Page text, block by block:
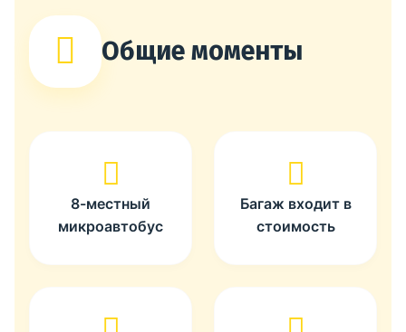
Общие моменты
8-местный
микроавтобус
Багаж входит в
стоимость